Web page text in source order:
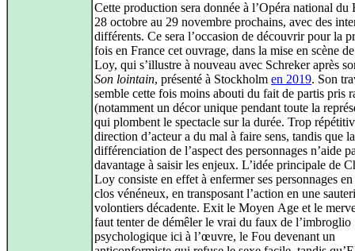
Cette production sera donnée à l’Opéra national du
28 octobre au 29 novembre prochains, avec des
différents. Ce sera l’occasion de découvrir pour la
fois en France cet ouvrage, dans la mise en scène
Loy, qui s’illustre à nouveau avec Schreker après
Son lointain, présenté à Stockholm en 2019. Son
semble cette fois moins abouti du fait de partis pris
(notamment un décor unique pendant toute la
qui plombent le spectacle sur la durée. Trop
direction d’acteur a du mal à faire sens, tandis que
différenciation de l’aspect des personnages n’aide
davantage à saisir les enjeux. L’idée principale de
Loy consiste en effet à enfermer ses personnages
clos vénéneux, en transposant l’action en une
volontiers décadente. Exit le Moyen Age et le
faut tenter de démêler le vrai du faux de l’imbroglio
psychologique ici à l’œuvre, le Fou devenant un